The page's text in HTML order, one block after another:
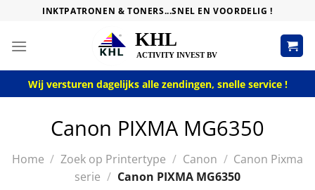
content
INKTPATRONEN & TONERS...SNEL EN VOORDELIG !
Wij versturen dagelijks alle zendingen, snelle service !
Canon PIXMA MG6350
Home / Zoek op Printertype / Canon / Canon Pixma
serie / Canon PIXMA MG6350